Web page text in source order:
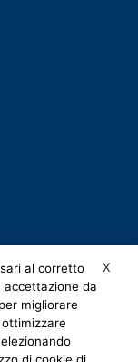
X
al corretto
accettazione da
migliorare
ottimizzare
di cookie di